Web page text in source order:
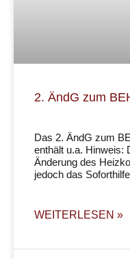
2. ÄndG zum
Das 2. ÄndG zum
enthält u.a. Hinweis:
Änderung des
jedoch das
WEITERLESEN »